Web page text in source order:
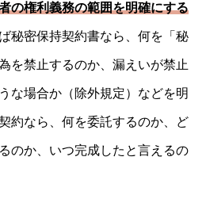
の権利義務の範囲を明確にする
秘密保持契約書なら、何を「秘
を禁止するのか、漏えいが禁止
な場合か（除外規定）などを明
約なら、何を委託するのか、ど
のか、いつ完成したと言えるの